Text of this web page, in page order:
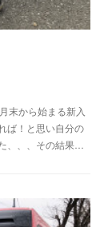
末から始まる新入
ば！と思い自分の
、、、その結果…